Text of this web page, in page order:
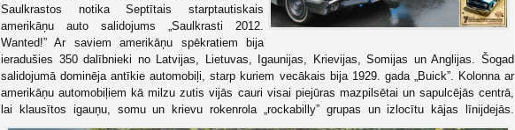
Saulkrastos notika Septītais starptautiskais
amerikāņu auto salidojums „Saulkrasti 2012.
Wanted!” Ar saviem amerikāņu spēkratiem bija
ieradušies 350 dalībnieki no Latvijas, Lietuvas, Igaunijas, Krievijas, Somijas un Anglijas. Šogad
salidojumā dominēja antīkie automobiļi, starp kuriem vecākais bija 1929. gada „Buick”. Kolonna ar
amerikāņu automobiļiem kā milzu zutis vijās cauri visai piejūras mazpilsētai un sapulcējās centrā,
lai klausītos igauņu, somu un krievu rokenrola „rockabilly” grupas un izlocītu kājas līnijdejās.